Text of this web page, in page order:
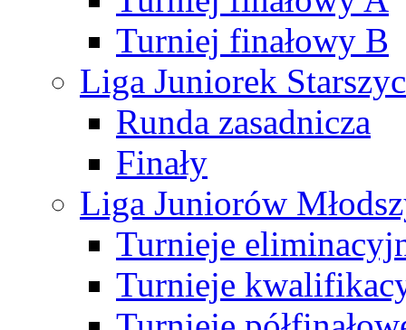
Turniej finałowy B
Liga Juniorek
Runda zasadnicza
Finały
Liga Juniorów
Turnieje
Turnieje